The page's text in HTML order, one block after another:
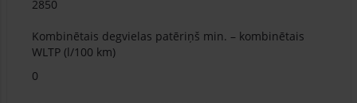
2850
Kombinētais degvielas patēriņš min. – kombinētais
WLTP (l/100 km)
0